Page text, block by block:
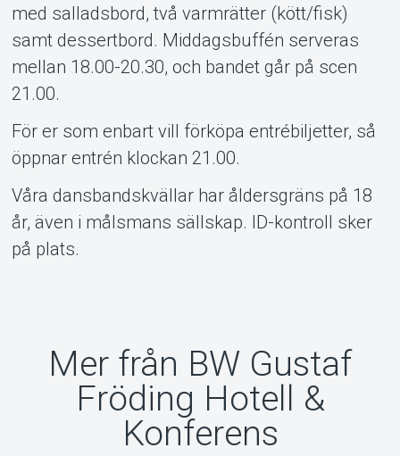
med salladsbord, två varmrätter (kött/fisk)
samt dessertbord. Middagsbuffén serveras
mellan 18.00-20.30, och bandet går på scen
21.00.
För er som enbart vill förköpa entrébiljetter, så
öppnar entrén klockan 21.00.
Våra dansbandskvällar har åldersgräns på 18
år, även i målsmans sällskap. ID-kontroll sker
på plats.
Mer från BW Gustaf
Fröding Hotell &
Konferens